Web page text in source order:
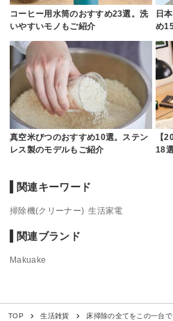
コーヒー用水筒のおすすめ23選。洗
いやすいモノもご紹介
日
め
真空米びつのおすすめ10選。ステン
レス製のモデルもご紹介
【
18
関連キーワード
掃除機(クリーナー) 生活家電
関連ブランド
Makuake
TOP 生活雑貨 床掃除の全てをこの一台